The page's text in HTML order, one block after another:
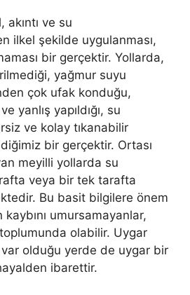
ve su
ilkel şekilde uygulanması,
bir gerçektir. Yollarda,
yağmur suyu
çok ufak konduğu,
yanlış yapıldığı, su
ve kolay tıkanabilir
bir gerçektir. Ortası
meyilli yollarda su
veya bir tek tarafta
Bu basit bilgilere önem
umursamayanlar,
olabilir. Uygar
olduğu yerde de uygar bir
ibarettir.